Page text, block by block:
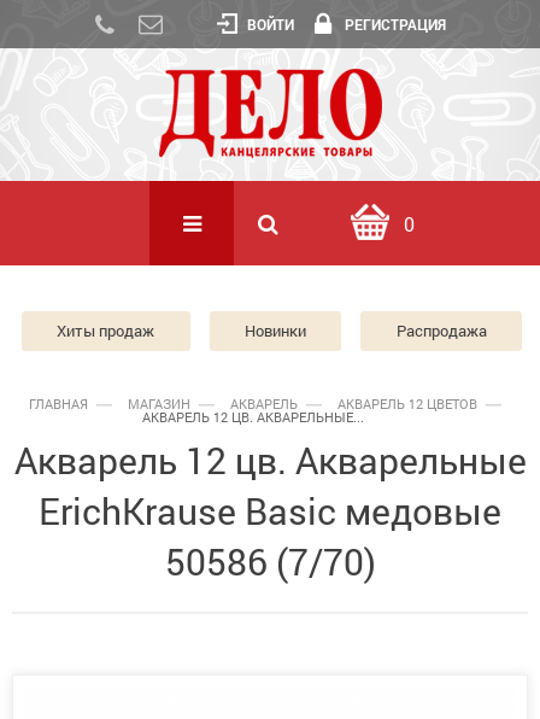
ВОЙТИ РЕГИСТРАЦИЯ
0
Хиты продаж Новинки Распродажа
ГЛАВНАЯ МАГАЗИН АКВАРЕЛЬ АКВАРЕЛЬ 12 ЦВЕТОВ
АКВАРЕЛЬ 12 ЦВ. АКВАРЕЛЬНЫЕ...
Акварель 12 цв. Акварельные
ErichKrause Basic медовые
50586 (7/70)